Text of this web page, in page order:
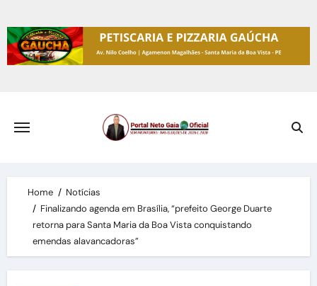
to
content
Home
Notícias
Finalizando agenda em Brasília, “prefeito George Duarte
retorna para Santa Maria da Boa Vista conquistando
emendas alavancadoras”